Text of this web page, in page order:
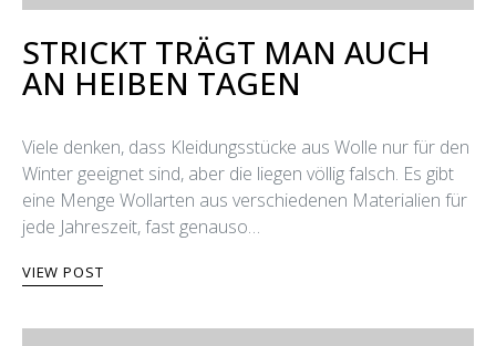
STRICKT TRÄGT MAN AUCH
AN HEIΒEN TAGEN
Viele denken, dass Kleidungsstücke aus Wolle nur für den
Winter geeignet sind, aber die liegen völlig falsch. Es gibt
eine Menge Wollarten aus verschiedenen Materialien für
jede Jahreszeit, fast genauso…
VIEW POST